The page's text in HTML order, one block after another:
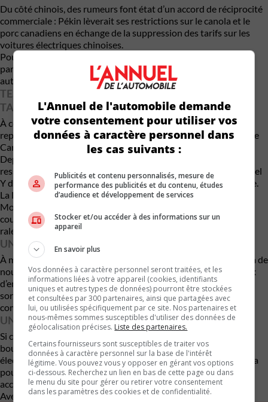
Du côté chinois, des rumeurs font état d’un accord de réciprocité
commerciale : Pékin lèverait ses restrictions sur le canola et le
porc canadiens en échange de la suppression des tarifs sur les
voitures électriques chinoises.
Pour le Canada, il s’agirait d’un moyen de diversifier ses
partenaires commerciaux tout en relançant son marché
automobile électrique.
TESLA, PREMIÈRE GAGNANTE DU RETRAIT DES
TARIFS
À court terme, le grand gagnant serait Tesla, qui pourrait
reprendre les livraisons de modèles fabriqués à Shanghai vers le
Canada.
Depuis l’instauration des tarifs, l’approvisionnement s’est
resserré, forçant le constructeur américain à expédier des Model
Y depuis l’Allemagne, une opération plus coûteuse et plus lente.
La levée des barrières douanières permettrait aussi l’arrivée de
Model 3 plus abordables, produits en Chine, et redonnerait un
coup de pouce au marché canadien des véhicules électriques,
ralenti par la suspension des incitatifs fédéraux.
UN MARCHÉ PLUS COMPÉTITIF À MOYEN TERME
À moyen et long terme, cette décision pourrait ouvrir la porte à de
nouveaux joueurs chinois comme BYD, Nio ou XPeng, désireux
d’entrer sur le marché canadien. Les consommateurs en
sortiraient gagnants, avec une offre plus variée et des prix plus
compétitifs.
UNE DÉCISION LOURDE DE CONSÉQUENCES
Si cette annonce se confirme, elle marquera le plus grand
bouleversement du marché nord-américain du véhicule
électrique depuis la fin des subventions américaines. Le Canada
pourrait alors se positionner comme un marché plus ouvert et
accessible, tout en stimulant la concurrence et l’innovation.
Avec des renseignements d’Electrek
L'Annuel de l'automobile demande
votre consentement pour utiliser vos
données à caractère personnel dans
les cas suivants :
Publicités et contenu personnalisés, mesure de
performance des publicités et du contenu, études
d’audience et développement de services
Stocker et/ou accéder à des informations sur un
appareil
En savoir plus
Vos données à caractère personnel seront traitées, et les
informations liées à votre appareil (cookies, identifiants
uniques et autres types de données) pourront être stockées
et consultées par 300 partenaires, ainsi que partagées avec
lui, ou utilisées spécifiquement par ce site. Nos partenaires et
nous-mêmes sommes susceptibles d'utiliser des données de
géolocalisation précises. Liste des partenaires.
Certains fournisseurs sont susceptibles de traiter vos
données à caractère personnel sur la base de l'intérêt
légitime. Vous pouvez vous y opposer en gérant vos options
ci-dessous. Recherchez un lien en bas de cette page ou dans
le menu du site pour gérer ou retirer votre consentement
dans les paramètres des cookies et de confidentialité.